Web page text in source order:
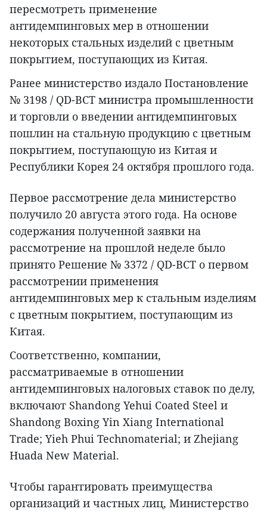
пересмотреть применение
антидемпинговых мер в отношении
некоторых стальных изделий с цветным
покрытием, поступающих из Китая.
Ранее министерство издало Постановление
№ 3198 / QD-BCT министра промышленности
и торговли о введении антидемпинговых
пошлин на стальную продукцию с цветным
покрытием, поступающую из Китая и
Республики Корея 24 октября прошлого года.
Первое рассмотрение дела министерство
получило 20 августа этого года. На основе
содержания полученной заявки на
рассмотрение на прошлой неделе было
принято Решение № 3372 / QD-BCT о первом
рассмотрении применения
антидемпинговых мер к стальным изделиям
с цветным покрытием, поступающим из
Китая.
Соответственно, компании,
рассматриваемые в отношении
антидемпинговых налоговых ставок по делу,
включают Shandong Yehui Coated Steel и
Shandong Boxing Yin Xiang International
Trade; Yieh Phui Technomaterial; и Zhejiang
Huada New Material.
Чтобы гарантировать преимущества
организаций и частных лиц, Министерство